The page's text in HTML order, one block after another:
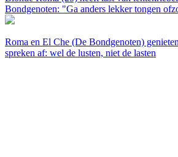
Bondgenoten: "Ga anders lekker tongen
Roma en El Che (De Bondgenoten)
spreken af: wel de lusten, niet de lasten